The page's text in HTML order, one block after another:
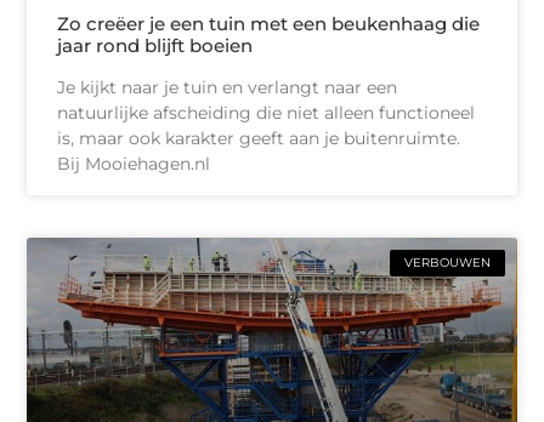
Zo creëer je een tuin met een beukenhaag die
jaar rond blijft boeien
Je kijkt naar je tuin en verlangt naar een
natuurlijke afscheiding die niet alleen functioneel
is, maar ook karakter geeft aan je buitenruimte.
Bij Mooiehagen.nl
VERBOUWEN